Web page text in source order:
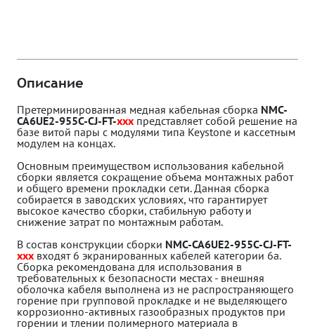
Описание
Претерминированная медная кабельная сборка NMC-
CA6UE2-955C-CJ-FT-xxx представляет собой решение на
базе витой пары с модулями типа Keystone и кассетным
модулем на концах.
Основным преимуществом использования кабельной
сборки является сокращение объема монтажных работ
и общего времени прокладки сети. Данная сборка
собирается в заводских условиях, что гарантирует
высокое качество сборки, стабильную работу и
снижение затрат по монтажным работам.
В состав конструкции сборки NMC-CA6UE2-955C-CJ-FT-
xxx входят 6 экранированных кабелей категории 6a.
Сборка рекомендована для использования в
требовательных к безопасности местах - внешняя
оболочка кабеля выполнена из не распространяющего
горение при групповой прокладке и не выделяющего
коррозионно-активных газообразных продуктов при
горении и тлении полимерного материала в